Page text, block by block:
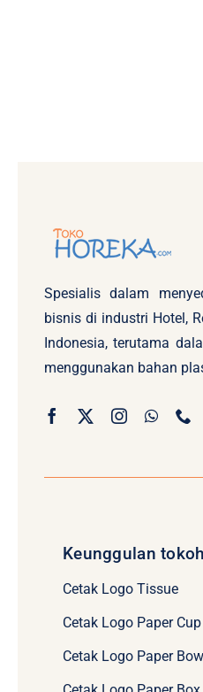
Spesialis dalam
bisnis di industri Hotel,
Indonesia, terutama
menggunakan bahan
Keunggulan
Cetak Logo Tissue
Cetak Logo Paper Cup
Cetak Logo Paper